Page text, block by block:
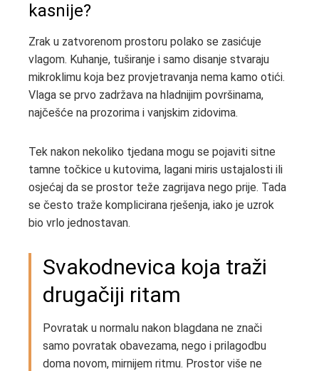
kasnije?
Zrak u zatvorenom prostoru polako se zasićuje
vlagom. Kuhanje, tuširanje i samo disanje stvaraju
mikroklimu koja bez provjetravanja nema kamo otići.
Vlaga se prvo zadržava na hladnijim površinama,
najčešće na prozorima i vanjskim zidovima.
Tek nakon nekoliko tjedana mogu se pojaviti sitne
tamne točkice u kutovima, lagani miris ustajalosti ili
osjećaj da se prostor teže zagrijava nego prije. Tada
se često traže komplicirana rješenja, iako je uzrok
bio vrlo jednostavan.
Svakodnevica koja traži
drugačiji ritam
Povratak u normalu nakon blagdana ne znači
samo povratak obavezama, nego i prilagodbu
doma novom, mirnijem ritmu. Prostor više ne